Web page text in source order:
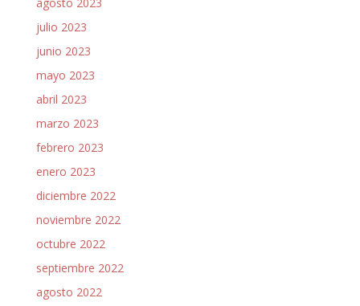
julio 2023
junio 2023
mayo 2023
abril 2023
marzo 2023
febrero 2023
enero 2023
diciembre 2022
noviembre 2022
octubre 2022
septiembre 2022
agosto 2022